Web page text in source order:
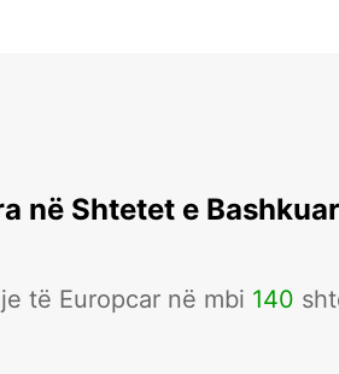
në Shtetet e
të Europcar në mbi 140